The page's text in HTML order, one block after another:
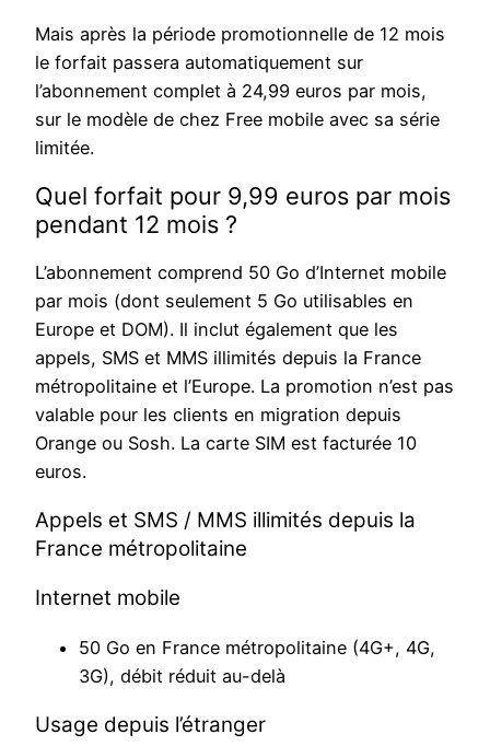
Mais après la période promotionnelle de 12 mois
le forfait passera automatiquement sur
l’abonnement complet à 24,99 euros par mois,
sur le modèle de chez Free mobile avec sa série
limitée.
Quel forfait pour 9,99 euros par mois
pendant 12 mois ?
L’abonnement comprend 50 Go d’Internet mobile
par mois (dont seulement 5 Go utilisables en
Europe et DOM). Il inclut également que les
appels, SMS et MMS illimités depuis la France
métropolitaine et l’Europe. La promotion n’est pas
valable pour les clients en migration depuis
Orange ou Sosh. La carte SIM est facturée 10
euros.
Appels et SMS / MMS illimités depuis la
France métropolitaine
Internet mobile
50 Go en France métropolitaine (4G+, 4G,
3G), débit réduit au-delà
Usage depuis l’étranger